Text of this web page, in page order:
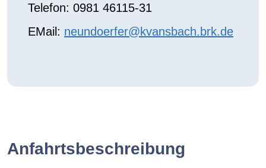
Telefon: 0981 46115-31
EMail: neundoerfer@kvansbach.brk.de
Anfahrtsbeschreibung